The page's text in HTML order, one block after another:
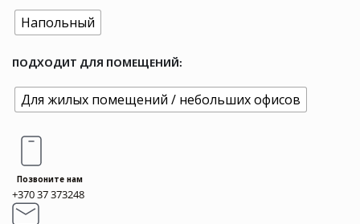
Напольный
ПОДХОДИТ ДЛЯ ПОМЕЩЕНИЙ
Для жилых помещений / небольших офисов
Позвоните нам
+370 37 373248